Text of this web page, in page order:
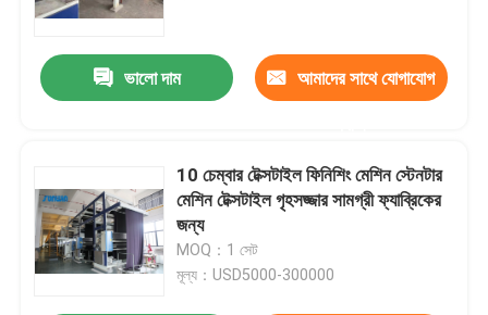
ভালো দাম আমাদের সাথে যোগাযোগ
10 চেম্বার টেক্সটাইল ফিনিশিং মেশিন স্টেনটার
মেশিন টেক্সটাইল গৃহসজ্জার সামগ্রী ফ্যাব্রিকের
জন্য
MOQ：1 সেট
মূল্য：USD5000-300000